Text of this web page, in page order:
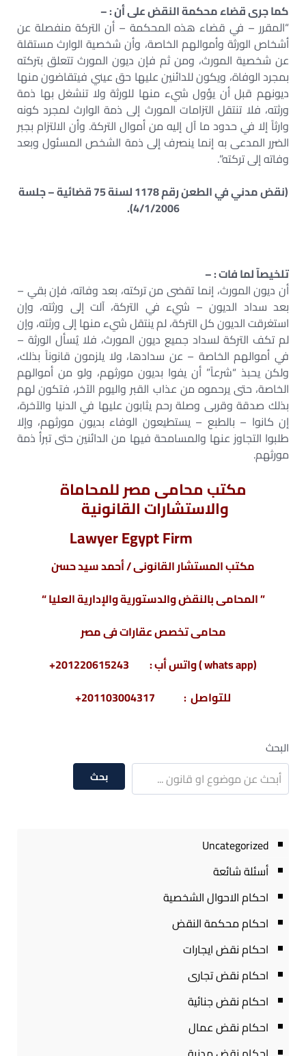
كما جرى قضاء محكمة النقض على أن : –
“المقرر – في قضاء هذه المحكمة – أن التركة منفصلة عن
أشخاص الورثة وأموالهم الخاصة، وأن شخصية الوارث مستقلة
عن شخصية المورث، ومن ثم فإن ديون المورث تتعلق بتركته
بمجرد الوفاة، ويكون للدائنين عليها حق عيني فيتقاضون منها
ديونهم قبل أن يؤول شيء منها للورثة ولا تنشغل بها ذمة
ورثته، فلا تنتقل التزامات المورث إلى ذمة الوارث لمجرد كونه
وارثاً إلا في حدود ما آل إليه من أموال التركة. وأن الالتزام بجبر
الضرر المدعى به إنما ينصرف إلى ذمة الشخص المسئول وبعد
وفاته إلى تركته”.
(نقض مدني في الطعن رقم 1178 لسنة 75 قضائية – جلسة
4/1/2006).
تلخيصآ لما فات : –
أن ديون المورث، إنما تقضى من تركته، بعد وفاته، فإن بقي –
بعد سداد الديون – شيء في التركة، آلت إلى ورثته، وإن
استغرقت الديون كل التركة، لم ينتقل شيء منها إلى ورثته، وإن
لم تكف التركة لسداد جميع ديون المورث، فلا يُسأل الورثة –
في أموالهم الخاصة – عن سدادها، ولا يلزمون قانوناً بذلك،
ولكن يحبذ “شرعاً” أن يفوا بديون مورثهم، ولو من أموالهم
الخاصة، حتى يرحموه من عذاب القبر واليوم الآخر، فتكون لهم
بذلك صدقة وقربى وصلة رحم يثابون عليها في الدنيا والآخرة،
إن كانوا – بالطبع – يستطيعون الوفاء بديون مورثهم، وإلا
طلبوا التجاوز عنها والمسامحة فيها من الدائنين حتى تبرأ ذمة
مورثهم.
مكتب محامى مصر للمحاماة
والاستشارات القانونية
مكتب المستشار القانونى / أحمد سيد حسن
” المحامى بالنقض والدستورية والإدارية العليا “
محامى تخصص عقارات فى مصر
(whats app ) واتس أب : 201220615243+
للتواصل : 201103004317+
البحث
بحث
Uncategorized
أسئلة شائعة
احكام الاحوال الشخصية
احكام محكمة النقض
احكام نقض ايجارات
احكام نقض تجارى
احكام نقض جنائية
احكام نقض عمال